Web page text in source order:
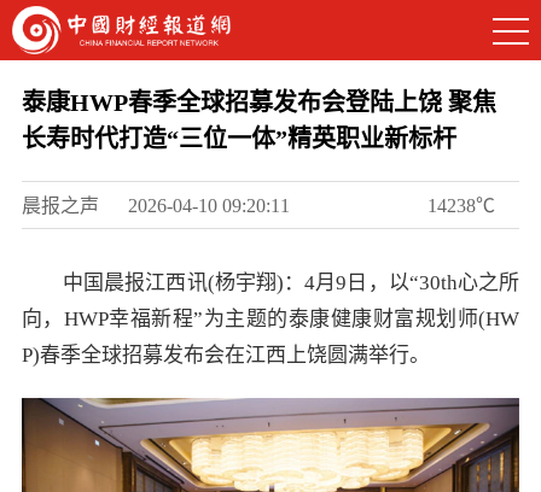
泰康HWP春季全球招募发布会登陆上饶 聚焦
长寿时代打造“三位一体”精英职业新标杆
晨报之声 2026-04-10 09:20:11 14238℃
中国晨报江西讯(杨宇翔)：4月9日，以“30th心之所
向，HWP幸福新程”为主题的泰康健康财富规划师(HW
P)春季全球招募发布会在江西上饶圆满举行。